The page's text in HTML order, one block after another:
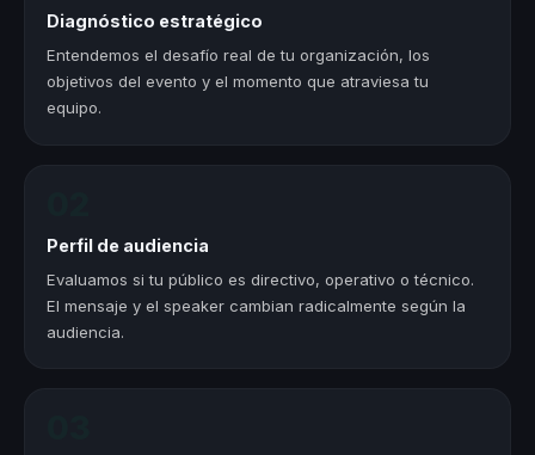
Diagnóstico estratégico
Entendemos el desafío real de tu organización, los
objetivos del evento y el momento que atraviesa tu
equipo.
Perfil de audiencia
Evaluamos si tu público es directivo, operativo o técnico.
El mensaje y el speaker cambian radicalmente según la
audiencia.